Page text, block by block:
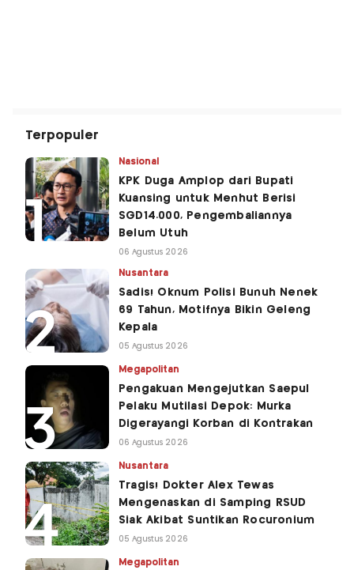
Terpopuler
Nasional
KPK Duga Amplop dari Bupati
Kuansing untuk Menhut Berisi
SGD14.000, Pengembaliannya
Belum Utuh
06 Agustus 2026
Nusantara
Sadis! Oknum Polisi Bunuh Nenek
69 Tahun, Motifnya Bikin Geleng
Kepala
05 Agustus 2026
Megapolitan
Pengakuan Mengejutkan Saepul
Pelaku Mutilasi Depok: Murka
Digerayangi Korban di Kontrakan
06 Agustus 2026
Nusantara
Tragis! Dokter Alex Tewas
Mengenaskan di Samping RSUD
Siak Akibat Suntikan Rocuronium
05 Agustus 2026
Megapolitan